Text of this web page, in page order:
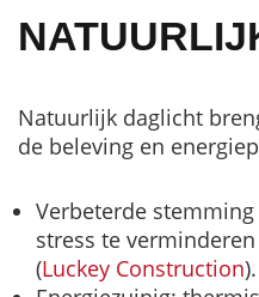
Natuurlijk daglicht
de beleving en
Verbeterde
stress te
(Luckey Construction).